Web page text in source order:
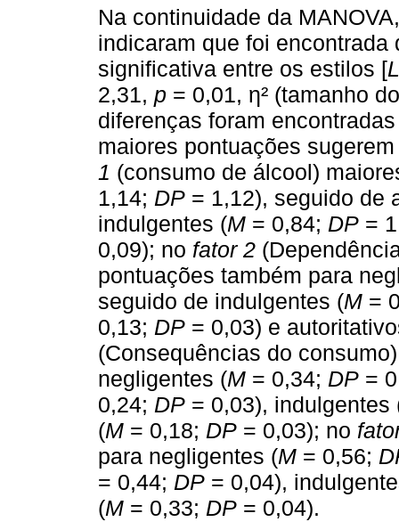
Na continuidade da
indicaram que foi
significativa entre os estilos [
2,31, p = 0,01, η² (tamanho
diferenças foram
maiores pontuações
1 (consumo de álcool)
1,14; DP = 1,12), seguido de
indulgentes (M = 0,84; DP =
0,09); no fator 2
pontuações também para
seguido de indulgentes (M =
0,13; DP = 0,03) e
(Consequências do
negligentes (M = 0,34; DP =
0,24; DP = 0,03), indulgentes
(M = 0,18; DP = 0,03); no
para negligentes (M = 0,56;
= 0,44; DP = 0,04),
(M = 0,33; DP = 0,04).